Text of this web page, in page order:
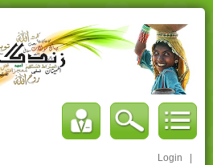
Login